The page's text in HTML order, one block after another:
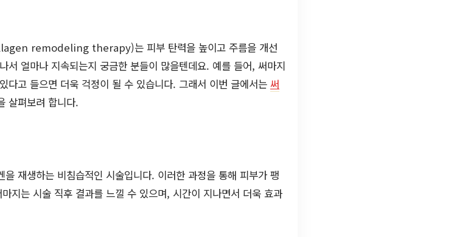
remodeling therapy)는 피부 탄력을 높이고 주름을 개선
서 얼마나 지속되는지 궁금한 분들이 많을텐데요. 예를 들어, 써마지
다고 들으면 더욱 걱정이 될 수 있습니다. 그래서 이번 글에서는 써
살펴보려 합니다.
재생하는 비침습적인 시술입니다. 이러한 과정을 통해 피부가 팽
지는 시술 직후 결과를 느낄 수 있으며, 시간이 지나면서 더욱 효과